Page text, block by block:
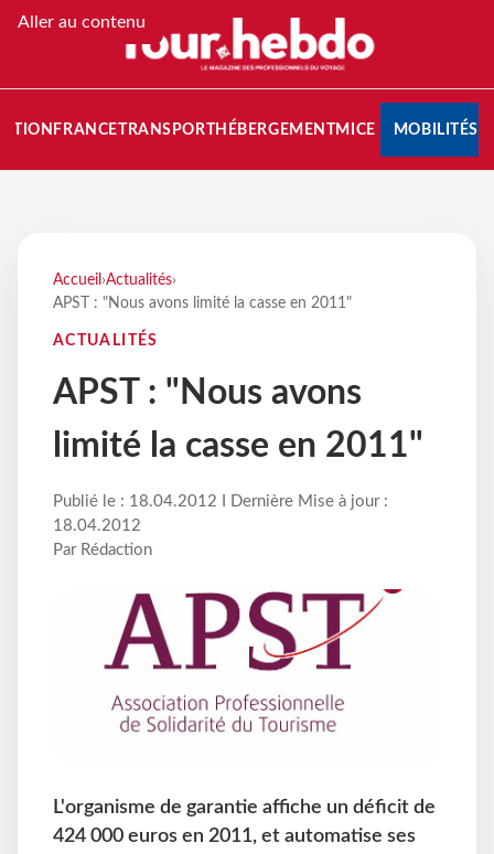
Aller au contenu
FRANCETRANSPORT HÉBERGEMENTMICE MOBILITÉS
Accueil ›Actualités›
APST : "Nous avons limité la casse en 2011"
ACTUALITÉS
APST : "Nous avons
limité la casse en 2011"
Publié le : 18.04.2012 I Dernière Mise à jour :
18.04.2012
Par Rédaction
L'organisme de garantie affiche un déficit de
424 000 euros en 2011, et automatise ses